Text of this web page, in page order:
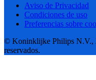
Aviso de Privacidad
Condiciones de uso
Preferencias sobre
© Koninklijke Philips N.V.,
reservados.